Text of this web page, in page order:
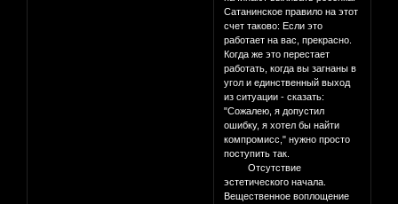
Сатанинское правило на этот
счет таково: Если это
работает на вас, прекрасно.
Когда же это перестает
работать, когда вы загнаны в
угол и единственный выход
из ситуации - сказать:
"Сожалею, я допустил
ошибку, я хотел бы найти
компромисс," нужно просто
поступить так.
Отсутствие
эстетического начала.
Вещественное воплощение